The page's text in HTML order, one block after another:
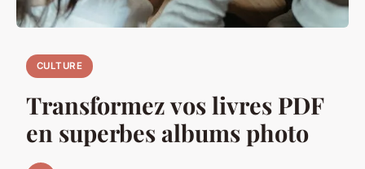
CULTURE
Transformez vos livres PDF
en superbes albums photo